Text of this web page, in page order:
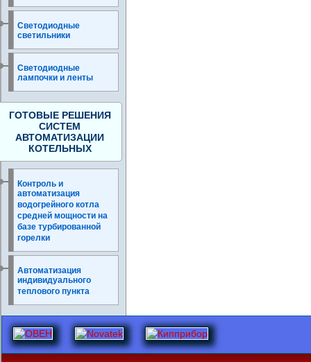
Светодиодные
светильники
Светодиодные
лампочки и ленты
ГОТОВЫЕ РЕШЕНИЯ
СИСТЕМ
АВТОМАТИЗАЦИИ
КОТЕЛЬНЫХ
Контроль и
автоматизация
водогрейного котла
средней мощности на
базе турбированной
горелки
Автоматизация
индивидуального
теплового пункта